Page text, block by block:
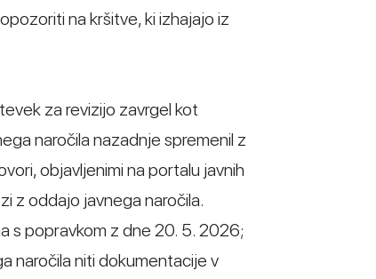
na kršitve, ki izhajajo iz
za revizijo zavrgel kot
naročila nazadnje spremenil z
objavljenimi na portalu javnih
z oddajo javnega naročila.
s popravkom z dne 20. 5. 2026;
naročila niti dokumentacije v